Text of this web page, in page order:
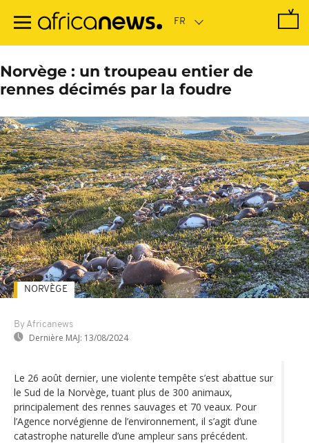
contenu
Norvège : un troupeau entier de
rennes décimés par la foudre
By Africanews
Dernière MAJ: 13/08/2024
NORVÈGE
Le 26 août dernier, une violente tempête s’est abattue sur
le Sud de la Norvège, tuant plus de 300 animaux,
principalement des rennes sauvages et 70 veaux. Pour
l’Agence norvégienne de l’environnement, il s’agit d’une
catastrophe naturelle d’une ampleur sans précédent.